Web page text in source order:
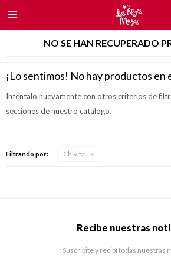

NO SE HAN RECUPERADO
¡Lo sentimos! No hay productos en
Inténtalo nuevamente con otros criterios de
secciones de nuestro catálogo.
Filtrando por: Chivita
Recibe nuestras
¡Suscribite y recibí todas nuestras